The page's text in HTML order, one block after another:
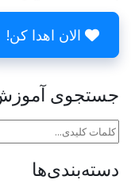
الان اهدا کن!
جستجوی
دسته‌بندی‌ها